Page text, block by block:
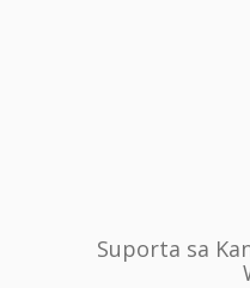
Suporta sa